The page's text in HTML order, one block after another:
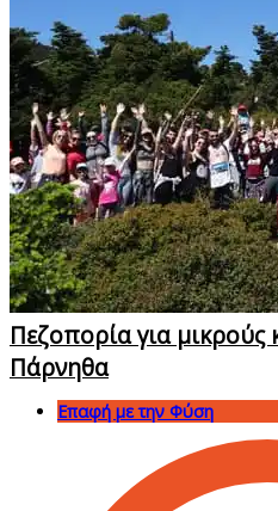
Πεζοπορία για μικρούς
Πάρνηθα
Επαφή με την Φύση